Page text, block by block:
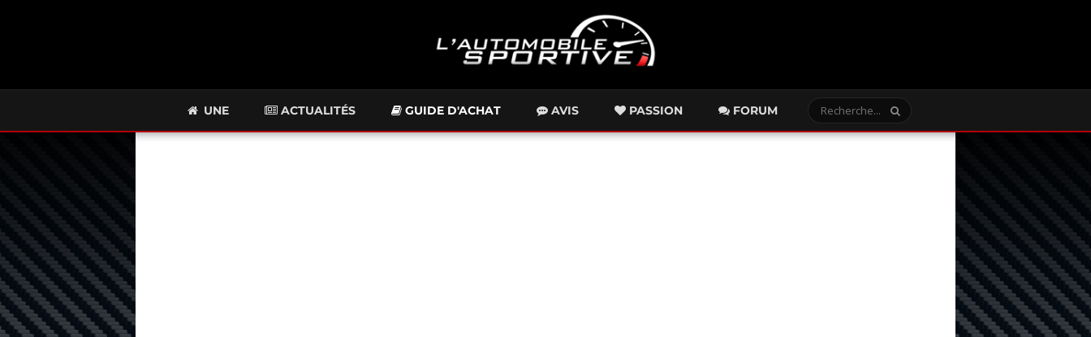
UNE ACTUALITÉS GUIDE D'ACHAT AVIS PASSION FORUM